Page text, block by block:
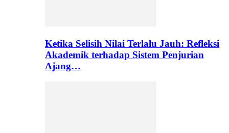
Ketika Selisih Nilai Terlalu Jauh: Refleksi
Akademik terhadap Sistem Penjurian
Ajang…